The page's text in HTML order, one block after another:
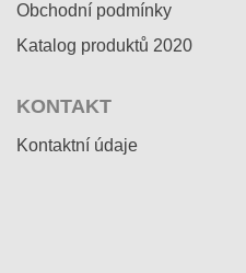
Obchodní podmínky
Katalog produktů 2020
KONTAKT
Kontaktní údaje